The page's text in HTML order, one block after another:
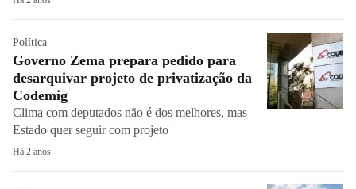
Política
Governo Zema prepara pedido para
desarquivar projeto de privatização da
Codemig
Clima com deputados não é dos melhores, mas
Estado quer seguir com projeto
Há 2 anos